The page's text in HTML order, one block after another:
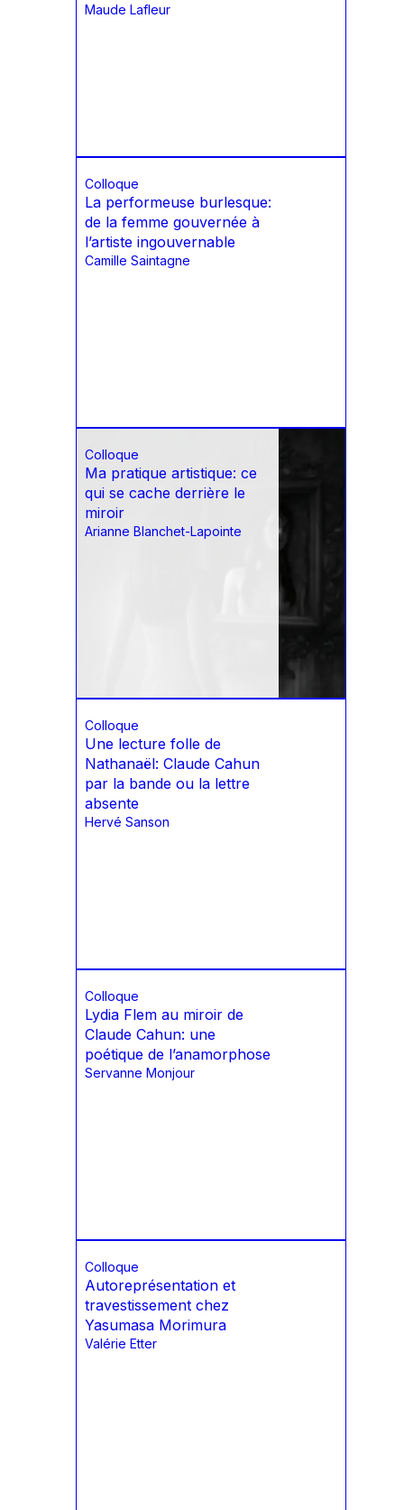
Maude Lafleur
Colloque
La performeuse burlesque:
de la femme gouvernée à
l’artiste ingouvernable
Camille Saintagne
Colloque
Ma pratique artistique: ce
qui se cache derrière le
miroir
Arianne Blanchet-Lapointe
Colloque
Une lecture folle de
Nathanaël: Claude Cahun
par la bande ou la lettre
absente
Hervé Sanson
Colloque
Lydia Flem au miroir de
Claude Cahun: une
poétique de l’anamorphose
Servanne Monjour
Colloque
Autoreprésentation et
travestissement chez
Yasumasa Morimura
Valérie Etter